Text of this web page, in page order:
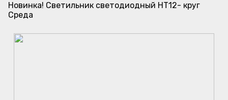
Новинка! Светильник светодиодный НТ12- круг
Среда